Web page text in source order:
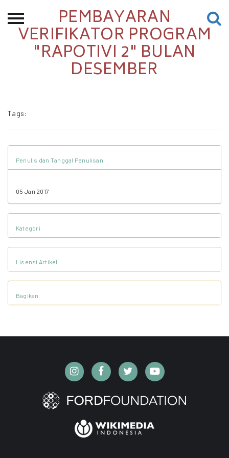
Beranda
Tentang
Permohonan Hibah
Etalase
Kredit Web-site
PEMBAYARAN
VERIFIKATOR PROGRAM
"RAPOTIVI 2" BULAN
DESEMBER
Tags:
Penulis dan Tanggal Penulisan
05 Jan 2017
Kategori
Lisensi Artikel
Bagikan